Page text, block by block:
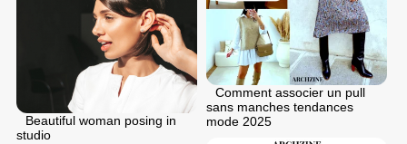
Comment associer un pull
sans manches tendances
mode 2025
Beautiful woman posing in
studio